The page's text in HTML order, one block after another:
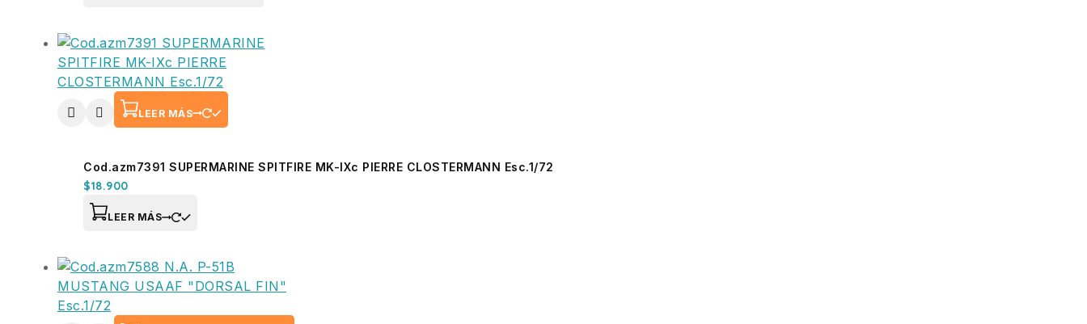
LEER MÁS
Cod.azm7391 SUPERMARINE SPITFIRE MK-IXc PIERRE CLOSTERMANN Esc.1/72
$18.900
LEER MÁS